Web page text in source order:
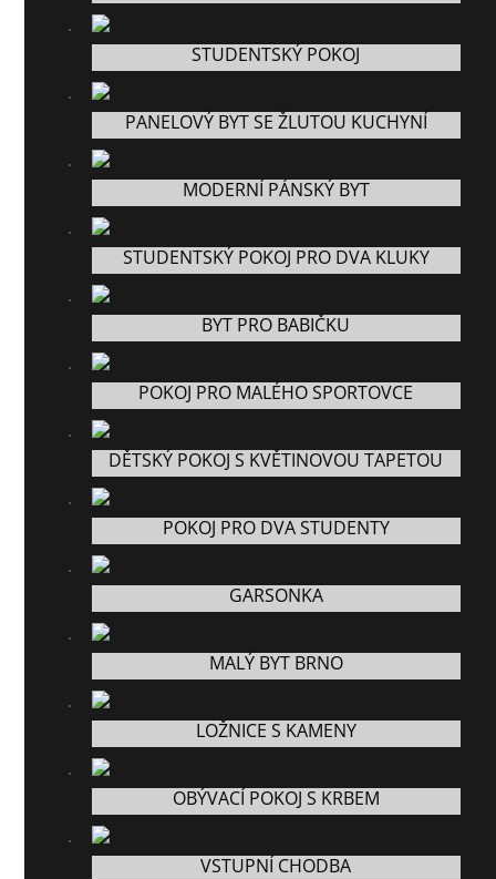
STUDENTSKÝ POKOJ
PANELOVÝ BYT SE ŽLUTOU KUCHYNÍ
MODERNÍ PÁNSKÝ BYT
STUDENTSKÝ POKOJ PRO DVA KLUKY
BYT PRO BABIČKU
POKOJ PRO MALÉHO SPORTOVCE
DĚTSKÝ POKOJ S KVĚTINOVOU TAPETOU
POKOJ PRO DVA STUDENTY
GARSONKA
MALÝ BYT BRNO
LOŽNICE S KAMENY
OBÝVACÍ POKOJ S KRBEM
VSTUPNÍ CHODBA